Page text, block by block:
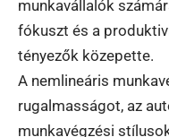
munkavállalók
fókuszt és a
tényezők közepette.
A nemlineáris
rugalmasságot, az
munkavégzési